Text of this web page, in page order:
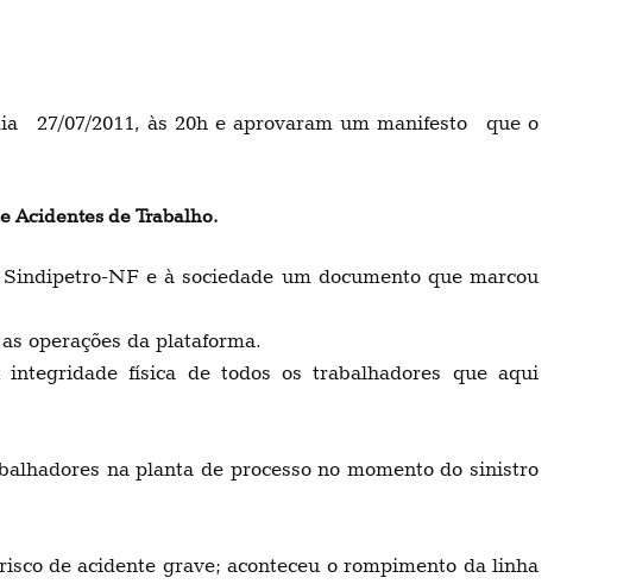
27/07/2011, às 20h e aprovaram um manifesto que o
Acidentes de Trabalho.
NF e à sociedade um documento que marcou
operações da plataforma.
física de todos os trabalhadores que aqui
na planta de processo no momento do sinistro
de acidente grave; aconteceu o rompimento da linha